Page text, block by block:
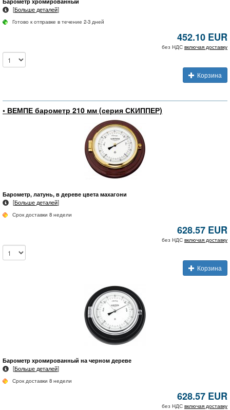
[Больше деталей]
Готово к отправке в течение 2-3 дней
452.10 EUR
без НДС включая доставку
Корзина
• ВЕМПЕ барометр 210 мм (серия СКИППЕР)
Барометр, латунь, в дереве цвета махагони
[Больше деталей]
Срок доставки 8 недели
628.57 EUR
без НДС включая доставку
Корзина
Барометр хромированный на черном дереве
[Больше деталей]
Срок доставки 8 недели
628.57 EUR
без НДС включая доставку